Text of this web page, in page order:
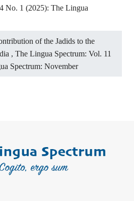
No. 1 (2025): The Lingua
of the Jadids to the
, The Lingua Spectrum: Vol. 11
Spectrum: November